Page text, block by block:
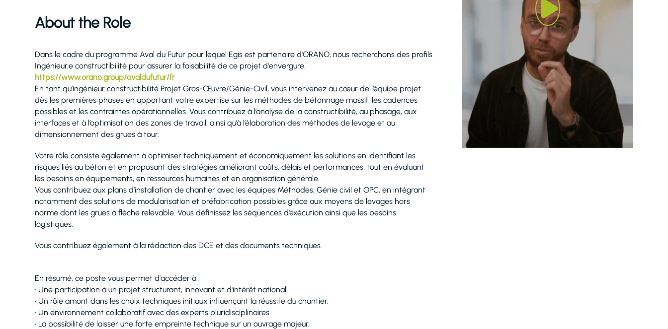
About the Role
Dans le cadre du programme Aval du Futur pour lequel Egis est partenaire d'ORANO, nous recherchons des profils
Ingénieur.e constructibilité pour assurer la faisabilité de ce projet d'envergure.
https://www.orano.group/avaldufutur/fr
En tant qu’ingénieur constructibilité Projet Gros-Œuvre/Génie-Civil, vous intervenez au cœur de l’équipe projet
dès les premières phases en apportant votre expertise sur les méthodes de bétonnage massif, les cadences
possibles et les contraintes opérationnelles. Vous contribuez à l’analyse de la constructibilité, au phasage, aux
interfaces et à l’optimisation des zones de travail, ainsi qu’à l’élaboration des méthodes de levage et au
dimensionnement des grues à tour.
Votre rôle consiste également à optimiser techniquement et économiquement les solutions en identifiant les
risques liés au béton et en proposant des stratégies améliorant coûts, délais et performances, tout en évaluant
les besoins en équipements, en ressources humaines et en organisation générale.
Vous contribuez aux plans d’installation de chantier avec les équipes Méthodes, Génie civil et OPC, en intégrant
notamment des solutions de modularisation et préfabrication possibles grâce aux moyens de levages hors
norme dont les grues à flèche relevable. Vous définissez les séquences d’exécution ainsi que les besoins
logistiques.
Vous contribuez également à la rédaction des DCE et des documents techniques.
En résumé, ce poste vous permet d'accéder à :
• Une participation à un projet structurant, innovant et d'intérêt national.
• Un rôle amont dans les choix techniques initiaux influençant la réussite du chantier.
• Un environnement collaboratif avec des experts pluridisciplinaires.
• La possibilité de laisser une forte empreinte technique sur un ouvrage majeur.